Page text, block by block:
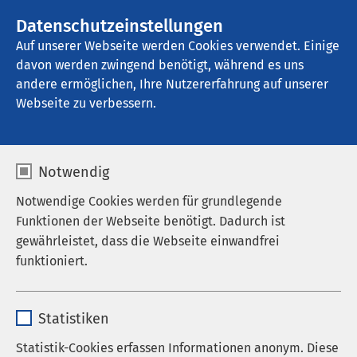
Datenschutzeinstellungen
Auf unserer Webseite werden Cookies verwendet. Einige
davon werden zwingend benötigt, während es uns
andere ermöglichen, Ihre Nutzererfahrung auf unserer
Webseite zu verbessern.
Notwendig
Notwendige Cookies werden für grundlegende
Funktionen der Webseite benötigt. Dadurch ist
gewährleistet, dass die Webseite einwandfrei
funktioniert.
Anbieter sgalinski
Statistiken
Statistik-Cookies erfassen Informationen anonym. Diese
AMEOS Klinikum Heiligenhafen
Ansprechpartner
Sie suchen einen kollegialen Austausch oder
Weiterbildungsmöglichkeiten? Sie möchten sich
Heiligenhafen informieren? Dann wenden Sie sich
gerne an uns.